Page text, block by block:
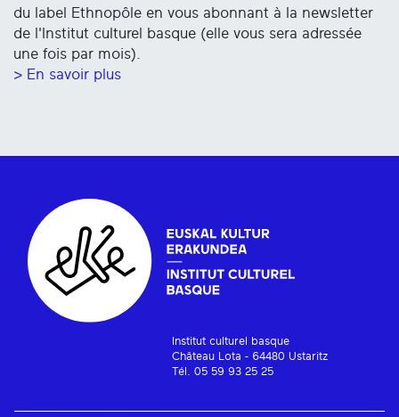
du label Ethnopôle en vous abonnant à la newsletter
de l'Institut culturel basque (elle vous sera adressée
une fois par mois).
> En savoir plus
Institut culturel basque
Château Lota - 64480 Ustaritz
Tél. 05 59 93 25 25